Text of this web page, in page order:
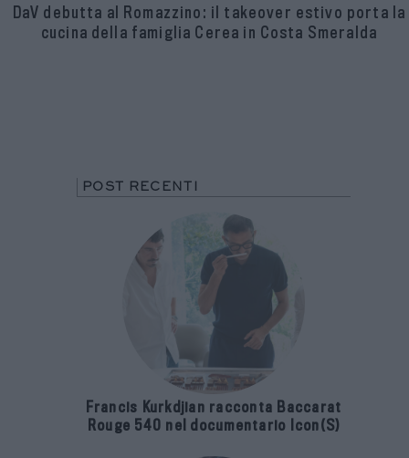
DaV debutta al Romazzino: il takeover estivo porta la
cucina della famiglia Cerea in Costa Smeralda
POST RECENTI
Francis Kurkdjian racconta Baccarat
Rouge 540 nel documentario Icon(S)